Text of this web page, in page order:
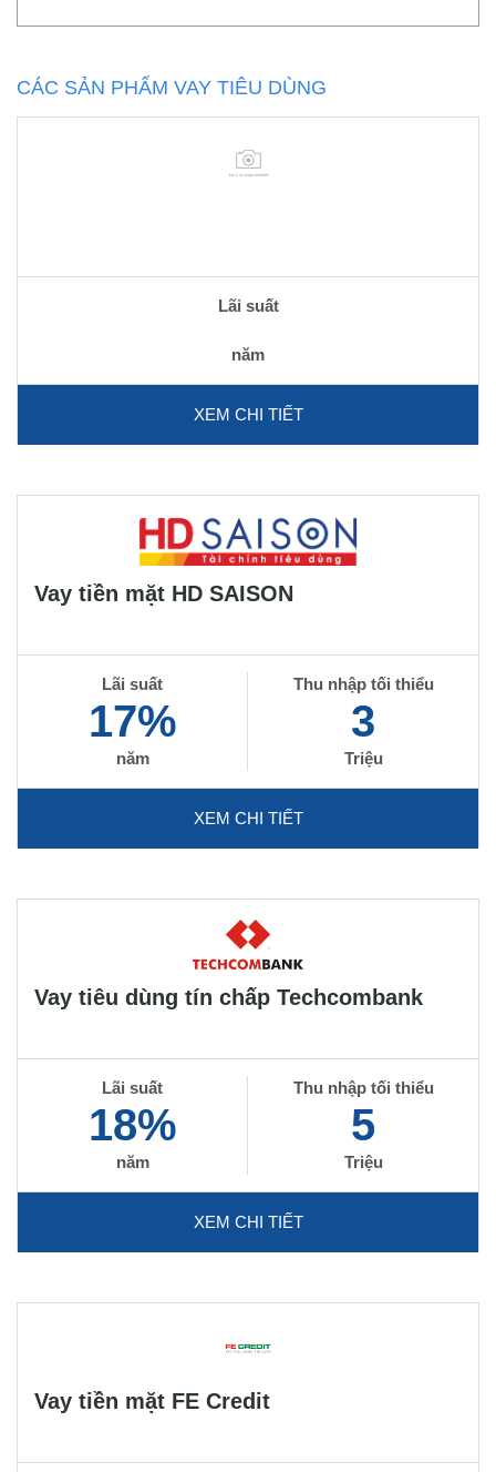
CÁC SẢN PHẨM VAY TIÊU DÙNG
Lãi suất
năm
XEM CHI TIẾT
Vay tiền mặt HD SAISON
Lãi suất
17%
năm
Thu nhập tối thiểu
3
Triệu
XEM CHI TIẾT
Vay tiêu dùng tín chấp Techcombank
Lãi suất
18%
năm
Thu nhập tối thiểu
5
Triệu
XEM CHI TIẾT
Vay tiền mặt FE Credit